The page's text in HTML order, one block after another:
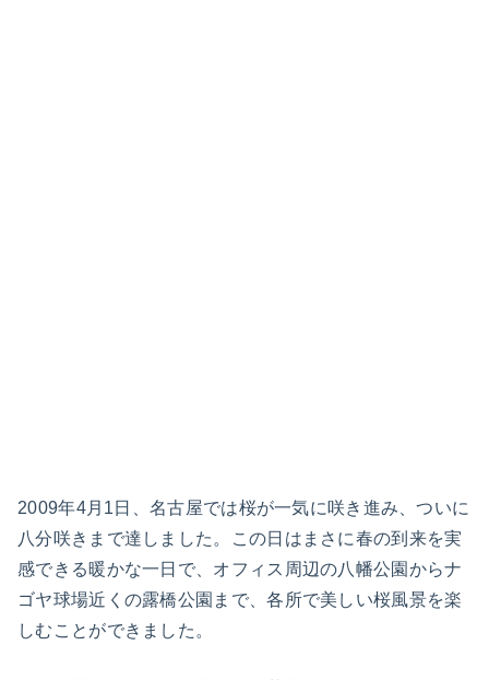
2009年4月1日、名古屋では桜が一気に咲き進み、ついに
八分咲きまで達しました。この日はまさに春の到来を実
感できる暖かな一日で、オフィス周辺の八幡公園からナ
ゴヤ球場近くの露橋公園まで、各所で美しい桜風景を楽
しむことができました。